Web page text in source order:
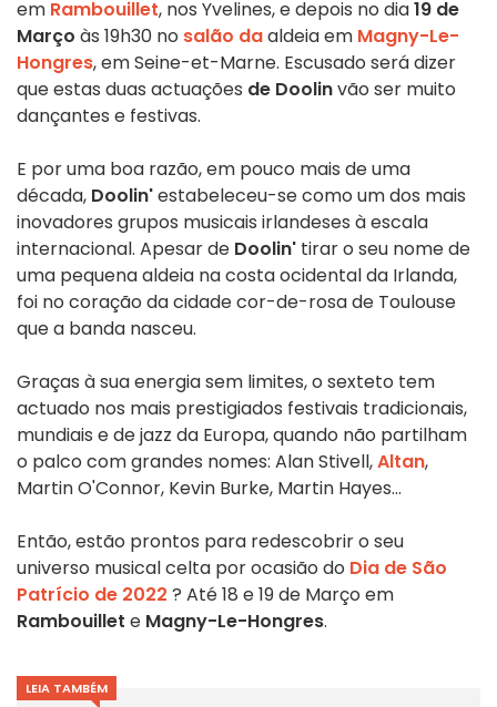
em Rambouillet, nos Yvelines, e depois no dia19 de
Março às 19h30 no salão daaldeia em Magny-Le-
Hongres, em Seine-et-Marne. Escusado será dizer
que estas duas actuações de Doolinvão ser muito
dançantes e festivas.
E por uma boa razão, em pouco mais de uma
década, Doolin'estabeleceu-se como um dos mais
inovadores grupos musicais irlandeses à escala
internacional. Apesar de Doolin' tirar o seu nome de
uma pequena aldeia na costa ocidental da Irlanda,
foi no coração da cidade cor-de-rosa de Toulouse
que a banda nasceu.
Graças à sua energia sem limites, o sexteto tem
actuado nos mais prestigiados festivais tradicionais,
mundiais e de jazz da Europa, quando não partilham
o palco com grandes nomes: Alan Stivell,Altan,
Martin O'Connor, Kevin Burke, Martin Hayes...
Então, estão prontos para redescobrir o seu
universo musical celta por ocasião do Dia de São
Patrício de 2022 ? Até 18 e 19 de Março em
Rambouillet e Magny-Le-Hongres.
LEIA TAMBÉM